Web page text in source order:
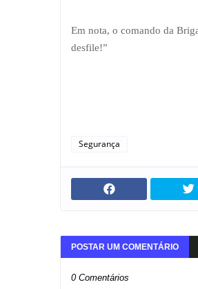
Em nota, o comando da
desfile!”
Segurança
POSTAR UM COMENTÁRIO
0 Comentários